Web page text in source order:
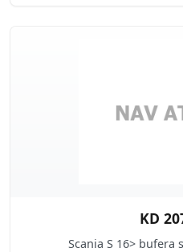
KD
Scania S 16> bufera